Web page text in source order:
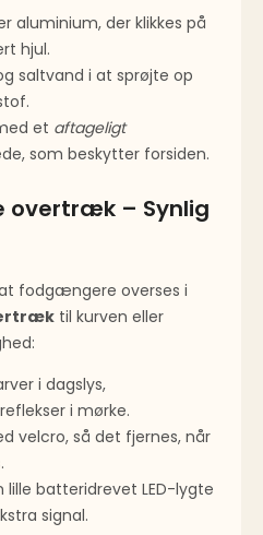
aluminium, der klikkes på
hjul.
saltvand i at sprøjte op
et aftageligt
som beskytter forsiden.
overtræk – Synlig
fodgængere overses i
til kurven eller
i dagslys,
i mørke.
velcro, så det fjernes, når
lille batteridrevet LED-lygte
signal.